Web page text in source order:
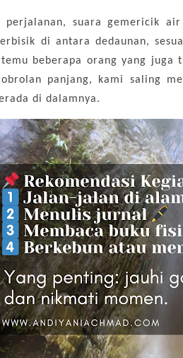
perjalanan, suara gemericik
di antara dedaunan,
beberapa orang yang juga
panjang, kami saling
di dalamnya.